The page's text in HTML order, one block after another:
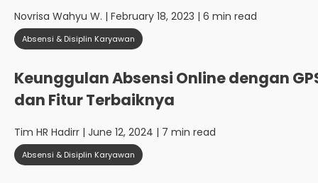
Novrisa Wahyu W. | February 18, 2023 | 6 min read
Absensi & Disiplin Karyawan
Keunggulan Absensi Online dengan
dan Fitur Terbaiknya
Tim HR Hadirr | June 12, 2024 | 7 min read
Absensi & Disiplin Karyawan